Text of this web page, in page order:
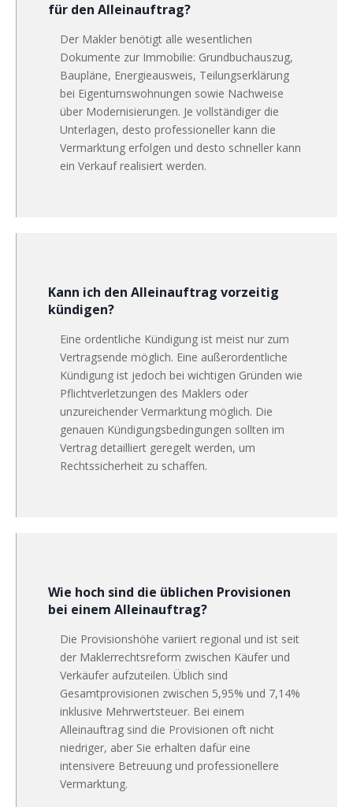
für den Alleinauftrag?
Der Makler benötigt alle wesentlichen
Dokumente zur Immobilie: Grundbuchauszug,
Baupläne, Energieausweis, Teilungserklärung
bei Eigentumswohnungen sowie Nachweise
über Modernisierungen. Je vollständiger die
Unterlagen, desto professioneller kann die
Vermarktung erfolgen und desto schneller kann
ein Verkauf realisiert werden.
Kann ich den Alleinauftrag vorzeitig
kündigen?
Eine ordentliche Kündigung ist meist nur zum
Vertragsende möglich. Eine außerordentliche
Kündigung ist jedoch bei wichtigen Gründen wie
Pflichtverletzungen des Maklers oder
unzureichender Vermarktung möglich. Die
genauen Kündigungsbedingungen sollten im
Vertrag detailliert geregelt werden, um
Rechtssicherheit zu schaffen.
Wie hoch sind die üblichen Provisionen
bei einem Alleinauftrag?
Die Provisionshöhe variiert regional und ist seit
der Maklerrechtsreform zwischen Käufer und
Verkäufer aufzuteilen. Üblich sind
Gesamtprovisionen zwischen 5,95% und 7,14%
inklusive Mehrwertsteuer. Bei einem
Alleinauftrag sind die Provisionen oft nicht
niedriger, aber Sie erhalten dafür eine
intensivere Betreuung und professionellere
Vermarktung.